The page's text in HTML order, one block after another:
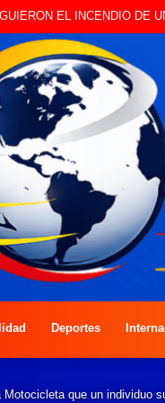
Deportes
Motocicleta que un individuo